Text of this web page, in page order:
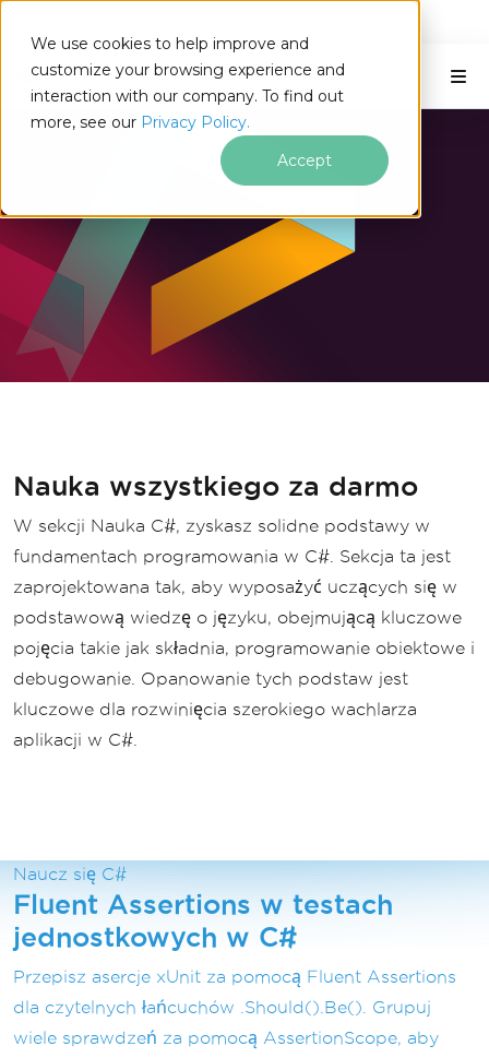
We use cookies to help improve and
customize your browsing experience and
interaction with our company. To find out
more, see our Privacy Policy.
Accept
IRONSOFTWARE
Przejdź do treści stopki
Naucz się C#
Nauka wszystkiego za darmo
W sekcji Nauka C#, zyskasz solidne podstawy w
fundamentach programowania w C#. Sekcja ta jest
zaprojektowana tak, aby wyposażyć uczących się w
podstawową wiedzę o języku, obejmującą kluczowe
pojęcia takie jak składnia, programowanie obiektowe i
debugowanie. Opanowanie tych podstaw jest
kluczowe dla rozwinięcia szerokiego wachlarza
aplikacji w C#.
Naucz się C#
Fluent Assertions w testach
jednostkowych w C#
Przepisz asercje xUnit za pomocą Fluent Assertions
dla czytelnych łańcuchów .Should().Be(). Grupuj
wiele sprawdzeń za pomocą AssertionScope, aby